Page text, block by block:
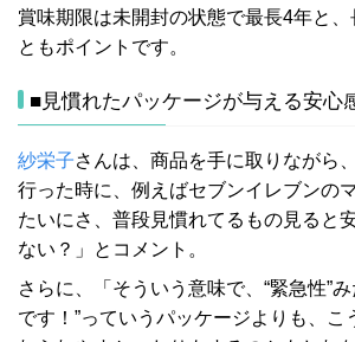
賞味期限は未開封の状態で最長4年と、
ともポイントです。
■見慣れたパッケージが与える安心
紗栄子さんは、商品を手に取りながら
行った時に、例えばセブンイレブンの
たいにさ、普段見慣れてるもの見ると
ない？」とコメント。
さらに、「そういう意味で、“緊急性”
です！”っていうパッケージよりも、こ